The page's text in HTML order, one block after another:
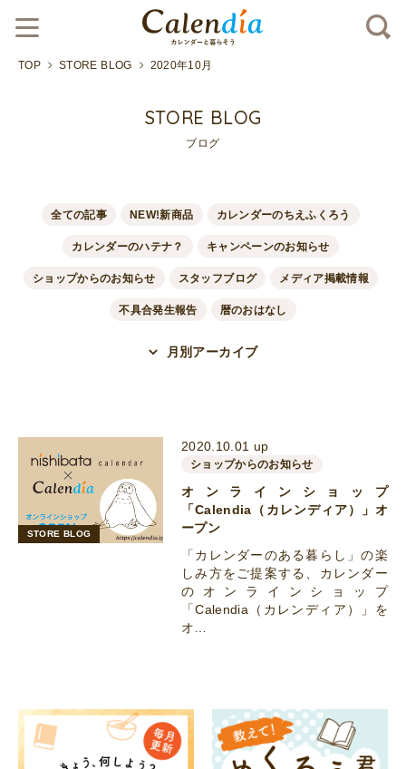
TOP STORE BLOG 2020年10月
STORE BLOG
ブログ
全ての記事 NEW!新商品 カレンダーのちえふくろう
カレンダーのハテナ？ キャンペーンのお知らせ
ショップからのお知らせ スタッフブログ メディア掲載情報
不具合発生報告 暦のおはなし
月別アーカイブ
STORE BLOG
2020.10.01 up
ショップからのお知らせ
オンラインショップ
「Calendia（カレンディア）」オ
ープン
「カレンダーのある暮らし」の楽
しみ方をご提案する、カレンダー
のオンラインショップ
「Calendia（カレンディア）」を
オ…